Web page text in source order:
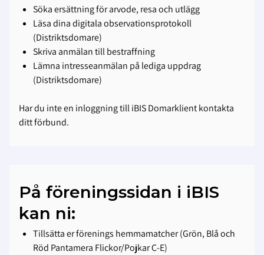
Söka ersättning för arvode, resa och utlägg
Läsa dina digitala observationsprotokoll
(Distriktsdomare)
Skriva anmälan till bestraffning
Lämna intresseanmälan på lediga uppdrag
(Distriktsdomare)
Har du inte en inloggning till iBIS Domarklient kontakta
ditt förbund.
På föreningssidan i iBIS
kan ni:
Tillsätta er förenings hemmamatcher (Grön, Blå och
Röd Pantamera Flickor/Pojkar C-E)